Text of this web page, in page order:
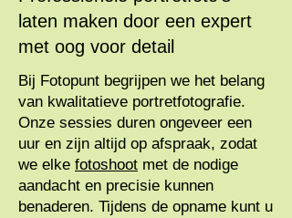
laten maken door een expert
met oog voor detail
Bij Fotopunt begrijpen we het belang
van kwalitatieve portretfotografie.
Onze sessies duren ongeveer een
uur en zijn altijd op afspraak, zodat
we elke fotoshoot met de nodige
aandacht en precisie kunnen
benaderen. Tijdens de opname kunt u